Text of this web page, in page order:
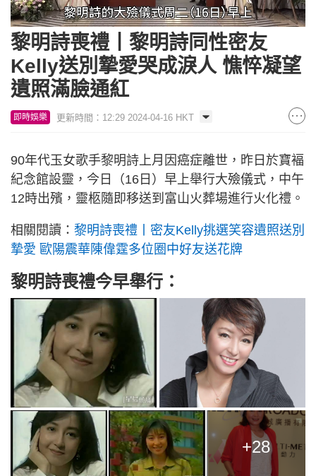
Unmute Loaded:
42.60%
黎明詩喪禮丨黎明詩同性密友
Kelly送別摯愛哭成淚人 憔悴凝望
遺照滿臉通紅
即時娛樂 更新時間：12:29 2024-04-16 HKT
90年代玉女歌手黎明詩上月因癌症離世，昨日於寶褔
紀念館設靈，今日（16日）早上舉行大殮儀式，中午
12時出殯，靈柩隨即移送到富山火葬場進行火化禮。
相關閱讀： 黎明詩喪禮丨密友Kelly挑選笑容遺照送別
摯愛 歐陽震華陳偉霆多位圈中好友送花牌
黎明詩喪禮今早舉行：
+28